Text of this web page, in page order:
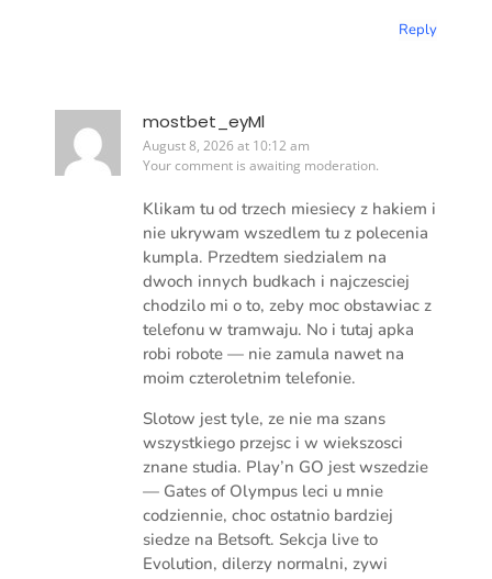
Reply
mostbet_eyMl
August 8, 2026 at 10:12 am
Your comment is awaiting moderation.
Klikam tu od trzech miesiecy z hakiem i
nie ukrywam wszedlem tu z polecenia
kumpla. Przedtem siedzialem na
dwoch innych budkach i najczesciej
chodzilo mi o to, zeby moc obstawiac z
telefonu w tramwaju. No i tutaj apka
robi robote — nie zamula nawet na
moim czteroletnim telefonie.
Slotow jest tyle, ze nie ma szans
wszystkiego przejsc i w wiekszosci
znane studia. Play’n GO jest wszedzie
— Gates of Olympus leci u mnie
codziennie, choc ostatnio bardziej
siedze na Betsoft. Sekcja live to
Evolution, dilerzy normalni, zywi